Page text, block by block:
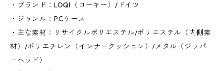
・ブランド：LOQI（ローキー）/ドイツ
・ジャンル：PCケース
・主な素材：リサイクルポリエステル/ポリエステル（内側素
材）/ポリエチレン（インナークッション）/メタル（ジッパ
ーヘッド）